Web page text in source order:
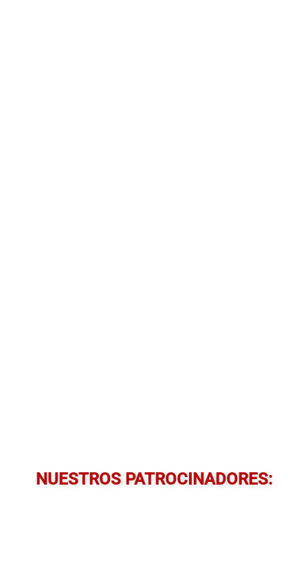
NUESTROS PATROCINADORES: